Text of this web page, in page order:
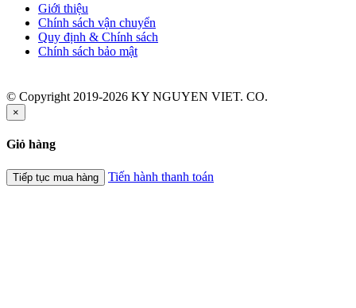
Giới thiệu
Chính sách vận chuyển
Quy định & Chính sách
Chính sách bảo mật
© Copyright 2019-2026 KY NGUYEN VIET. CO.
×
Giỏ hàng
Tiếp tục mua hàng Tiến hành thanh toán